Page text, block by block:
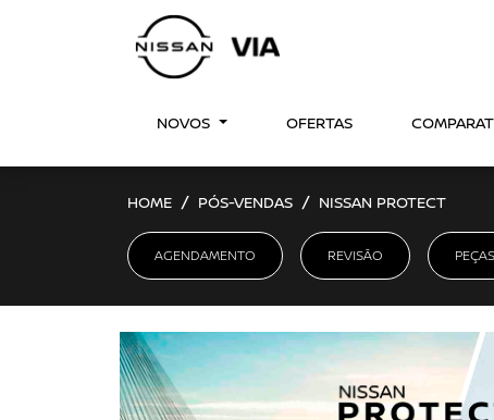
NOVOS OFERTAS
HOME PÓS-VENDAS NISSAN PROTECT
AGENDAMENTO REVISÃO